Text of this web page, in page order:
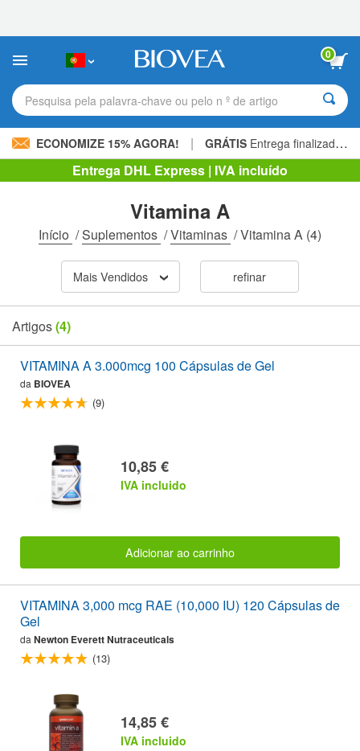
site
um
de
acessibilidade.
0
Pesquisa pela palavra-chave ou pelo n º de artigo
ECONOMIZE 15% AGORA! | GRÁTIS Entrega finalizada 60,00 € »
Entrega DHL Express | IVA incluído
Vitamina A
Início /Suplementos /Vitaminas /Vitamina A (4)
Mais Vendidos refinar
Artigos(4)
VITAMINA A 3.000mcg 100 Cápsulas de Gel
da BIOVEA
(9)
10,85 €
IVA incluido
Adicionar ao carrinho
VITAMINA 3,000 mcg RAE (10,000 IU) 120 Cápsulas de
Gel
da Newton Everett Nutraceuticals
(13)
14,85 €
IVA incluido